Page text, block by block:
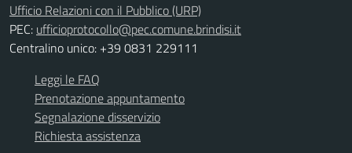
Ufficio Relazioni con il Pubblico (URP)
PEC: ufficioprotocollo@pec.comune.brindisi.it
Centralino unico: +39 0831 229111
Leggi le FAQ
Prenotazione appuntamento
Segnalazione disservizio
Richiesta assistenza